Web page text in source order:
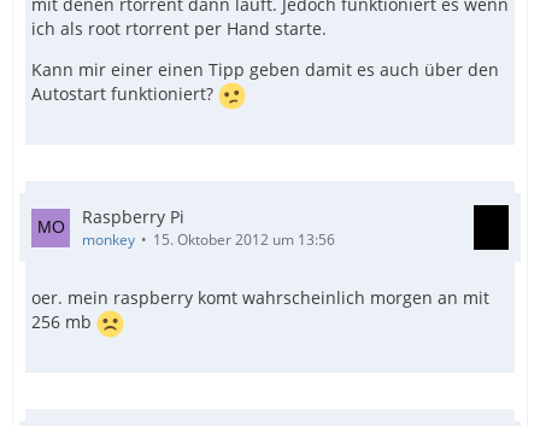
ich als root rtorrent per Hand starte.
Kann mir einer einen Tipp geben damit es auch über den
Autostart funktioniert?
Raspberry Pi
monkey 15. Oktober 2012 um 13:56
oer. mein raspberry komt wahrscheinlich morgen an mit
256 mb